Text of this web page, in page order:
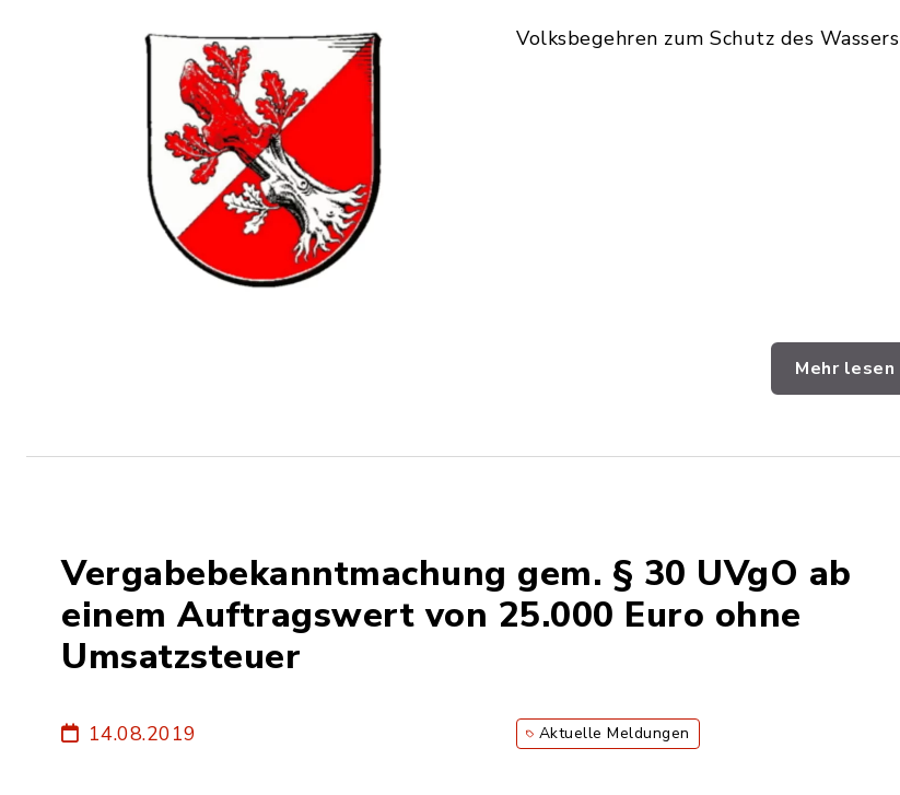
Volksbegehren zum Schutz des Wassers
Mehr lesen
Vergabebekanntmachung gem. § 30 UVgO ab
einem Auftragswert von 25.000 Euro ohne
Umsatzsteuer
14.08.2019 Aktuelle Meldungen